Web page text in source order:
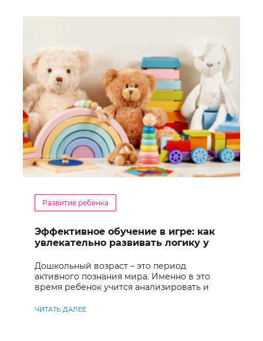
Развитие ребенка
Эффективное обучение в игре: как
увлекательно развивать логику у
Дошкольный возраст – это период
активного познания мира. Именно в это
время ребенок учится анализировать и
ЧИТАТЬ ДАЛЕЕ